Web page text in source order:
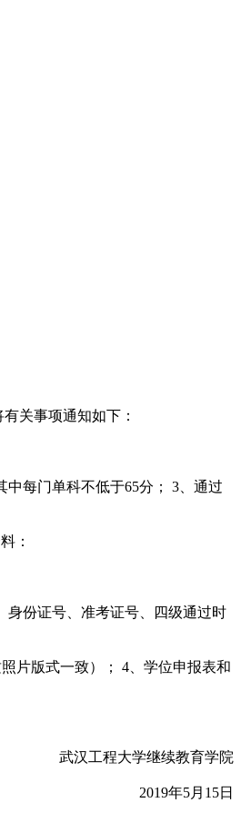
关事项通知如下：
每门单科不低于65分； 3、通过
：
身份证号、准考证号、四级通过时
片版式一致）； 4、学位申报表和
武汉工程大学继续教育学院
2019年5月15日